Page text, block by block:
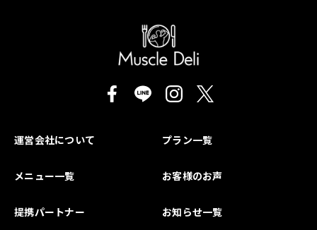
運営会社について プラン一覧
メニュー一覧 お客様のお声
提携パートナー お知らせ一覧